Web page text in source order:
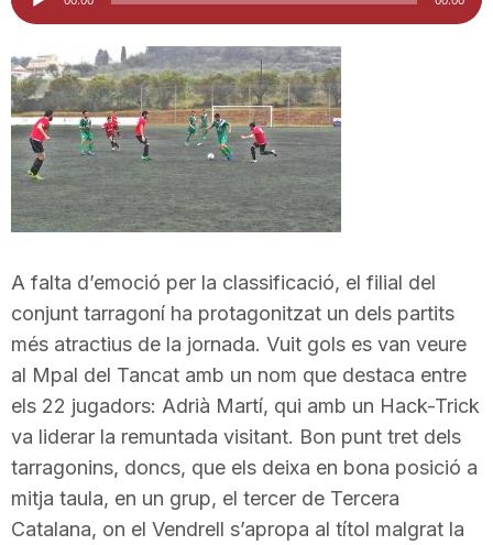
i
u
t
a
t
d
e
d'àudio
A falta d’emoció per la classificació, el filial del
conjunt tarragoní ha protagonitzat un dels partits
més atractius de la jornada. Vuit gols es van veure
al Mpal del Tancat amb un nom que destaca entre
els 22 jugadors: Adrià Martí, qui amb un Hack-Trick
va liderar la remuntada visitant. Bon punt tret dels
tarragonins, doncs, que els deixa en bona posició a
mitja taula, en un grup, el tercer de Tercera
Catalana, on el Vendrell s’apropa al títol malgrat la